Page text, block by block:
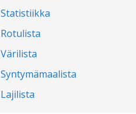
Statistiikka
Rotulista
Värilista
Syntymämaalista
Lajilista